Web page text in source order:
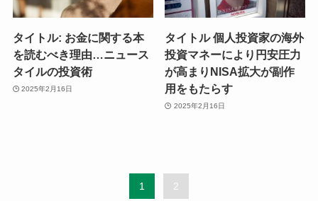
タイトル: お金に関する本
を読むべき理由…ニュース
タイルの投資術
2025年2月16日
タイトル 個人投資家の海外
投資マネーにより円安圧力
が高まりNISA拡大が副作
用をもたらす
2025年2月16日
1 2